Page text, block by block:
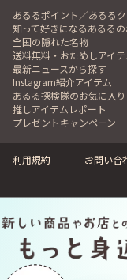
あるるポイント／あるる
知って好きになるあるる
全国の隠れた名物
送料無料・おためしアイテ
最新ニュースから探す
Instagram紹介アイテム
あるる探検隊のお気に入
推しアイテムレポート
プレゼントキャンペーン
利用規約 お問い合